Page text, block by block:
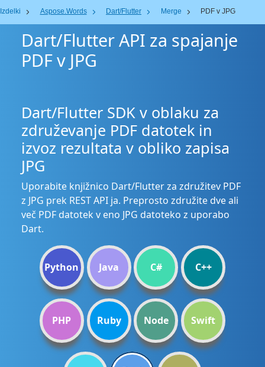
Izdelki Aspose.Words Dart/Flutter Merge PDF v JPG
Dart/Flutter API za spajanje
PDF v JPG
Dart/Flutter SDK v oblaku za
združevanje PDF datotek in
izvoz rezultata v obliko zapisa
JPG
Uporabite knjižnico Dart/Flutter za združitev PDF
z JPG prek REST API ja. Preprosto združite dve ali
več PDF datotek v eno JPG datoteko z uporabo
Dart.
Python Java C# C++
PHP Ruby Node Swift